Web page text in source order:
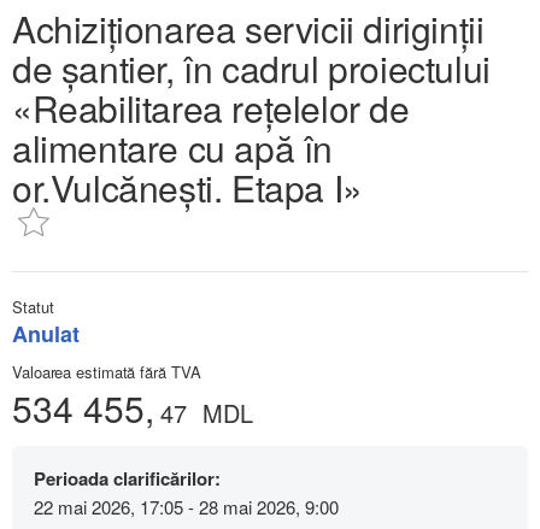
Achiziţionarea servicii diriginţii
de şantier, în cadrul proiectului
«Reabilitarea rețelelor de
alimentare cu apă în
or.Vulcănești. Etapa I»
Statut
Anulat
Valoarea estimată fără TVA
534 455, 47 MDL
Perioada clarificărilor:
22 mai 2026, 17:05 - 28 mai 2026, 9:00